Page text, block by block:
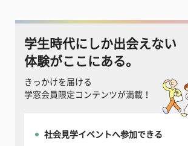
学生時代にしか出会えない
体験がここにある。
きっかけを届ける
学窓会員限定コンテンツが満載！
社会見学イベントへ参加できる